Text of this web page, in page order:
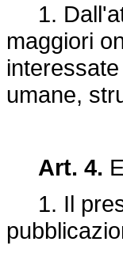
1.
maggiori
umane,
Art. 4.
1. Il